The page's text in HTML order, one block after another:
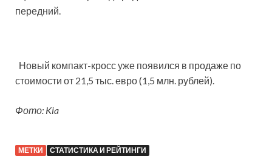
передний.
Новый компакт-кросс уже появился в продаже по
стоимости от 21,5 тыс. евро (1,5 млн. рублей).
Фото: Kia
МЕТКИ СТАТИСТИКА И РЕЙТИНГИ